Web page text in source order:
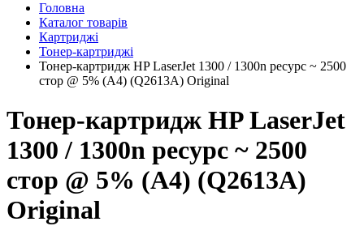
Головна
Каталог товарів
Картриджі
Тонер-картриджі
Тонер-картридж HP LaserJet 1300 / 1300n ресурс ~ 2500
стор @ 5% (A4) (Q2613A) Original
Тонер-картридж HP LaserJet
1300 / 1300n ресурс ~ 2500
стор @ 5% (A4) (Q2613A)
Original